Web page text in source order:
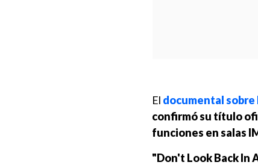
El documental
confirmó su título
funciones en salas
"Don't Look Back In